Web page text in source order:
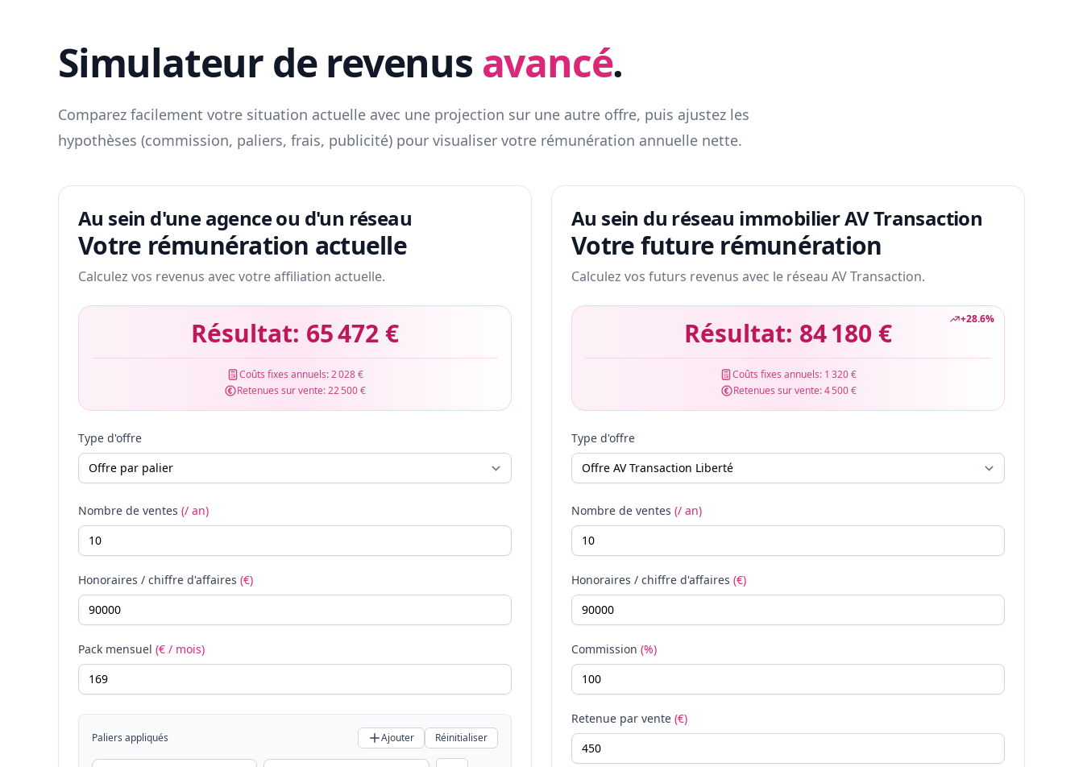
Simulateur de revenus avancé.
Comparez facilement votre situation actuelle avec une projection sur une autre offre, puis ajustez les
hypothèses (commission, paliers, frais, publicité) pour visualiser votre rémunération annuelle nette.
Au sein d'une agence ou d'un réseau
Votre rémunération actuelle
Calculez vos revenus avec votre affiliation actuelle.
Résultat: 65 472 €
Coûts fixes annuels:2 028 €
Retenues sur vente:22 500 €
Type d'offre
Nombre de ventes (/ an)
Honoraires / chiffre d'affaires (€)
Pack mensuel (€ / mois)
Paliers appliqués Ajouter Réinitialiser
Au sein du réseau immobilier AV Transaction
Votre future rémunération
Calculez vos futurs revenus avec le réseau AV Transaction.
+28.6%
Résultat: 84 180 €
Coûts fixes annuels: 1 320 €
Retenues sur vente:4 500 €
Type d'offre
Nombre de ventes (/ an)
Honoraires / chiffre d'affaires (€)
Commission (%)
Retenue par vente (€)